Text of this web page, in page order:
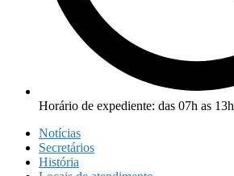
Horário de expediente: das 07h as 13h
Notícias
Secretários
História